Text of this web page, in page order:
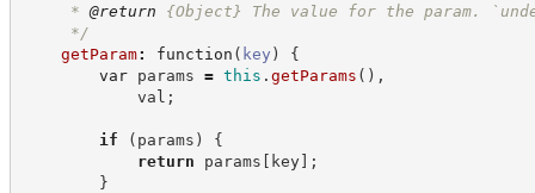
* @return {Object}
The value for the param.
*/
getParam: function ( key )
{
var params = this . getParams ( ) ,
val ;
if ( params )
{
return params [ key] ;
}